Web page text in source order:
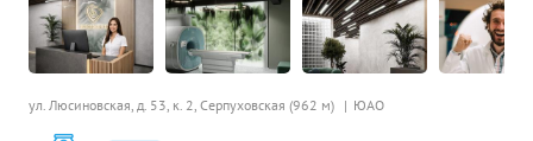
ул. Люсиновская, д. 53, к. 2, Серпуховская (962 м) ЮАО